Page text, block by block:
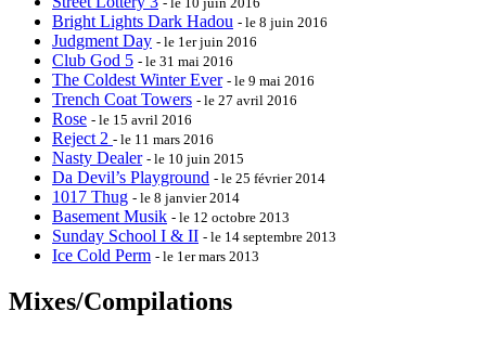
Bright Lights Dark Hadou - le 8 juin 2016
Judgment Day - le 1er juin 2016
Club God 5 - le 31 mai 2016
The Coldest Winter Ever - le 9 mai 2016
Trench Coat Towers - le 27 avril 2016
Rose - le 15 avril 2016
Reject 2 - le 11 mars 2016
Nasty Dealer - le 10 juin 2015
Da Devil’s Playground - le 25 février 2014
1017 Thug - le 8 janvier 2014
Basement Musik - le 12 octobre 2013
Sunday School I & II - le 14 septembre 2013
Ice Cold Perm - le 1er mars 2013
Mixes/Compilations